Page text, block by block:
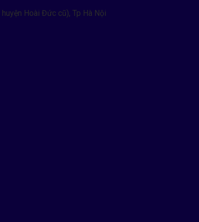
– 12m.
– Khu vực.
và doanh nghiệp xuất khẩu đều ưu tiên sử dụng kệ
Hoài Đức cũ), Tp Hà Nội